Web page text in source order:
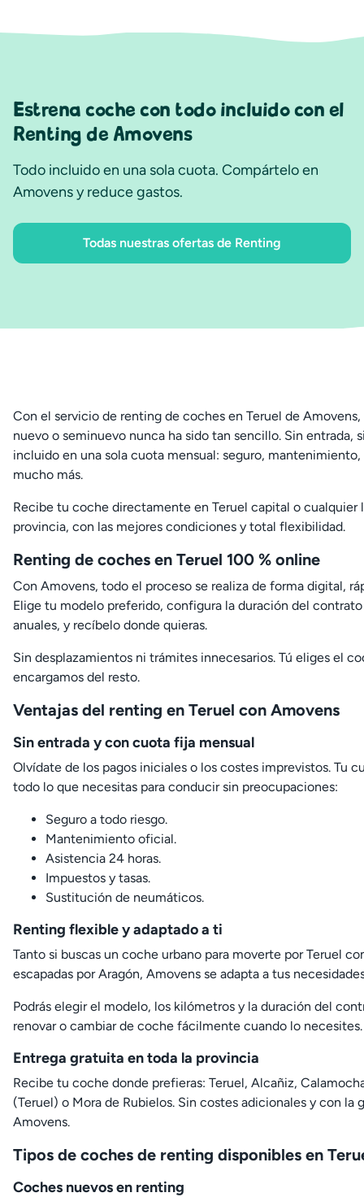
Estrena coche con todo incluido con el
Renting de Amovens
Todo incluido en una sola cuota. Compártelo en
Amovens y reduce gastos.
Todas nuestras ofertas de Renting
Con el servicio de renting de coches en Teruel de
nuevo o seminuevo nunca ha sido tan sencillo. Sin entrada,
incluido en una sola cuota mensual: seguro,
mucho más.
Recibe tu coche directamente en Teruel capital o cualquier
provincia, con las mejores condiciones y total flexibilidad.
Renting de coches en Teruel 100 % online
Con Amovens, todo el proceso se realiza de forma digital,
Elige tu modelo preferido, configura la duración del
anuales, y recíbelo donde quieras.
Sin desplazamientos ni trámites innecesarios. Tú eliges el
encargamos del resto.
Ventajas del renting en Teruel con Amovens
Sin entrada y con cuota fija mensual
Olvídate de los pagos iniciales o los costes imprevistos. Tu
todo lo que necesitas para conducir sin preocupaciones:
Seguro a todo riesgo.
Mantenimiento oficial.
Asistencia 24 horas.
Impuestos y tasas.
Sustitución de neumáticos.
Renting flexible y adaptado a ti
Tanto si buscas un coche urbano para moverte por Teruel
escapadas por Aragón, Amovens se adapta a tus
Podrás elegir el modelo, los kilómetros y la duración del
renovar o cambiar de coche fácilmente cuando lo necesites.
Entrega gratuita en toda la provincia
Recibe tu coche donde prefieras: Teruel, Alcañiz,
(Teruel) o Mora de Rubielos. Sin costes adicionales y con la
Amovens.
Tipos de coches de renting disponibles en
Coches nuevos en renting